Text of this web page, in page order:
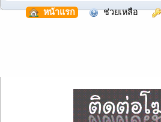
หน้าแรก ช่วยเหลือ